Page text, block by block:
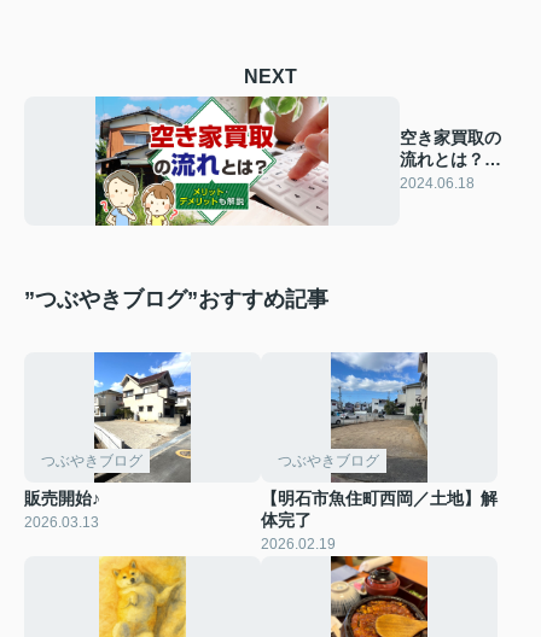
NEXT
空き家買取の
流れとは？メ
リット・デメ
2024.06.18
”つぶやきブログ”おすすめ記事
つぶやきブログ
販売開始♪
2026.03.13
つぶやきブログ
【明石市魚住町西岡／土地】解
体完了
2026.02.19